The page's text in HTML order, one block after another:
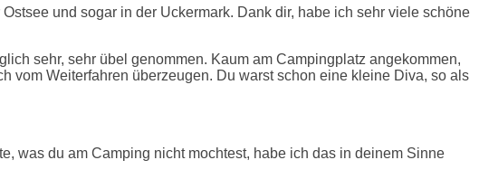
und sogar in der Uckermark. Dank dir, habe ich sehr viele schöne
sehr, sehr übel genommen. Kaum am Campingplatz angekommen,
vom Weiterfahren überzeugen. Du warst schon eine kleine Diva, so als
was du am Camping nicht mochtest, habe ich das in deinem Sinne